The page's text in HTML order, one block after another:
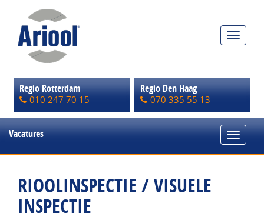
Toggle
Regio Rotterdam
010 247 70 15
Regio Den Haag
070 335 55 13
Vacatures
Toggle
RIOOLINSPECTIE / VISUELE
INSPECTIE